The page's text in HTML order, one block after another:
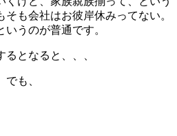
も会社はお彼岸休みってない。
うのが普通です。
となると、、、
でも、